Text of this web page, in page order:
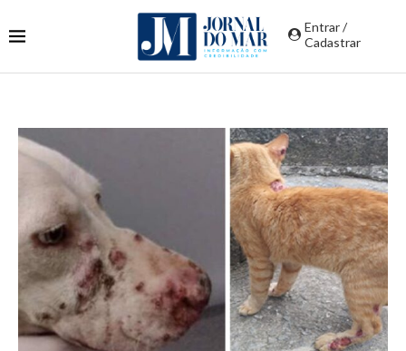
Entrar /
Cadastrar